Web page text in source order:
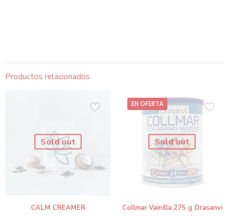
Productos relacionados
Sold out
CALM CREAMER
EN OFERTA
Sold out
Collmar Vainilla 275 g Drasanvi